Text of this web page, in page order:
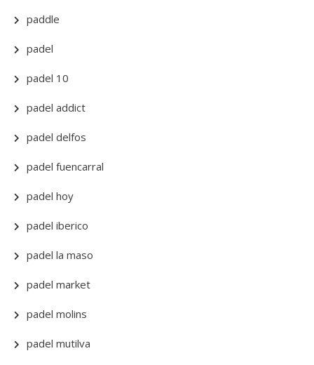
paddle
padel
padel 10
padel addict
padel delfos
padel fuencarral
padel hoy
padel iberico
padel la maso
padel market
padel molins
padel mutilva